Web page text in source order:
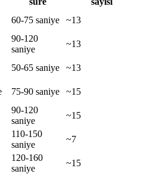
60-75 saniye
~13
90-120
saniye
~13
50-65 saniye
~13
75-90 saniye ~15
90-120
saniye
~15
110-150
saniye
~7
120-160
saniye
~15